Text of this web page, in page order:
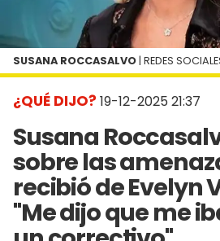
¿QUÉ DIJO? 19-12-2025 21:37
Susana
sobre las
recibió de Evelyn
"Me dijo que me
SUSANA ROCCASALVO | REDES